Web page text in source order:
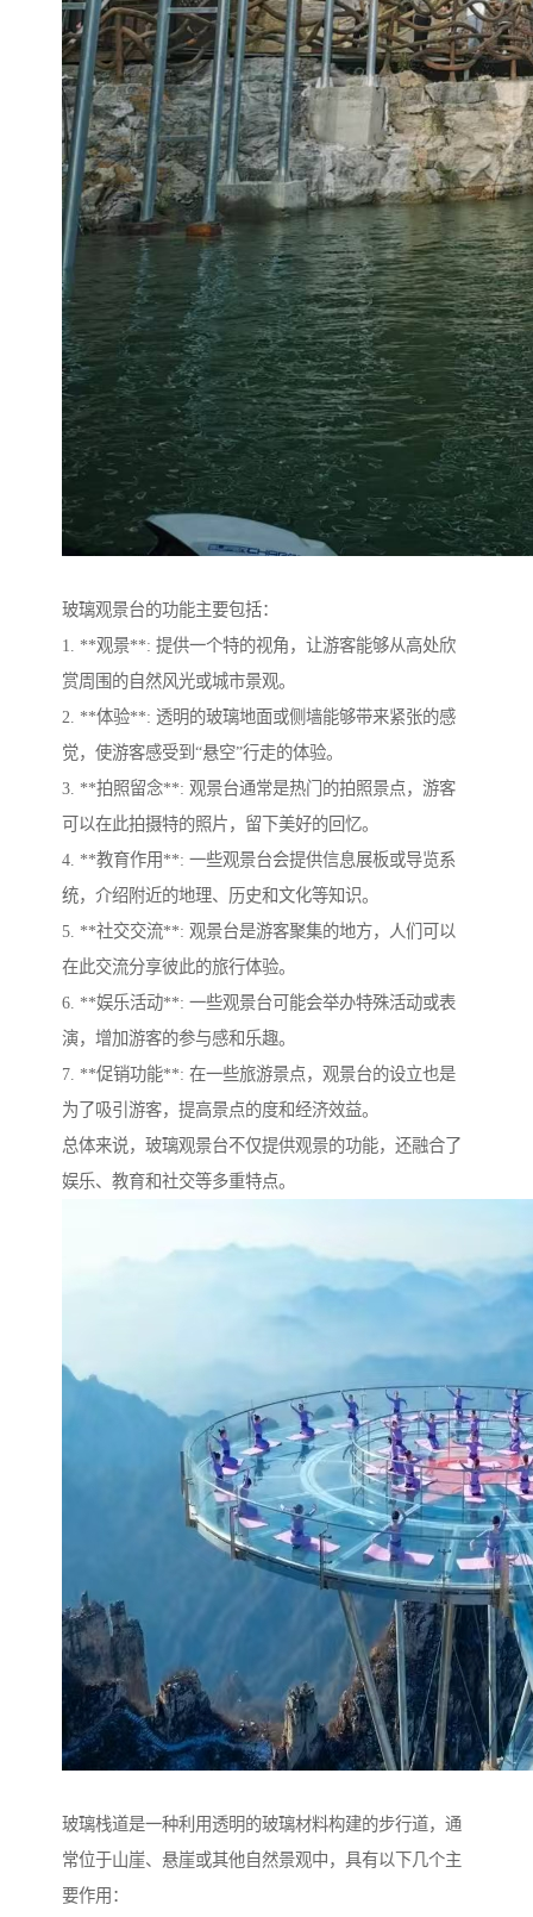
玻璃观景台的功能主要包括：
1. **观景**: 提供一个特的视角，让游客能够从高处欣
赏周围的自然风光或城市景观。
2. **体验**: 透明的玻璃地面或侧墙能够带来紧张的感
觉，使游客感受到“悬空”行走的体验。
3. **拍照留念**: 观景台通常是热门的拍照景点，游客
可以在此拍摄特的照片，留下美好的回忆。
4. **教育作用**: 一些观景台会提供信息展板或导览系
统，介绍附近的地理、历史和文化等知识。
5. **社交交流**: 观景台是游客聚集的地方，人们可以
在此交流分享彼此的旅行体验。
6. **娱乐活动**: 一些观景台可能会举办特殊活动或表
演，增加游客的参与感和乐趣。
7. **促销功能**: 在一些旅游景点，观景台的设立也是
为了吸引游客，提高景点的度和经济效益。
总体来说，玻璃观景台不仅提供观景的功能，还融合了
娱乐、教育和社交等多重特点。
玻璃栈道是一种利用透明的玻璃材料构建的步行道，通
常位于山崖、悬崖或其他自然景观中，具有以下几个主
要作用：